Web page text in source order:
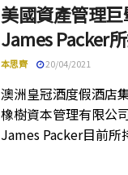
美國資產管理
James Packer
本思齊 20/04/2021
澳洲皇冠酒度假酒店
橡樹資本管理有限公
James Packer目前所